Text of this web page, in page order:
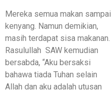
Mereka semua makan sampai
kenyang. Namun demikian,
masih terdapat sisa makanan.
Rasulullah SAW kemudian
bersabda, “Aku bersaksi
bahawa tiada Tuhan selain
Allah dan aku adalah utusan